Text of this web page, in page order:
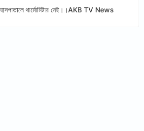
থার্মোমিটার নেই।।AKB TV News